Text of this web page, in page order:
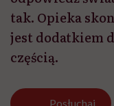
tak. Opieka
jest dodatkiem
częścią.
Posłuchaj